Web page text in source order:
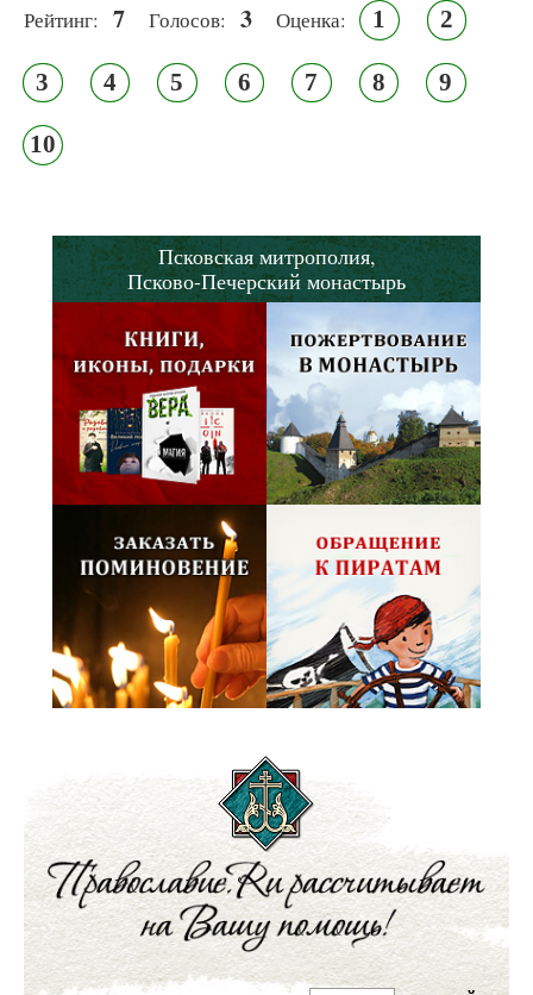
Рейтинг: 7 Голосов: 3 Оценка: 1 2
3 4 5 6 7 8 9
10
Псковская митрополия,
Псково-Печерский монастырь